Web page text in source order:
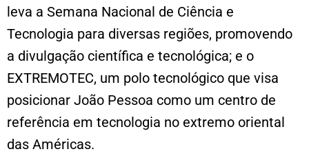
leva a Semana Nacional de Ciência e
Tecnologia para diversas regiões, promovendo
a divulgação científica e tecnológica; e o
EXTREMOTEC, um polo tecnológico que visa
posicionar João Pessoa como um centro de
referência em tecnologia no extremo oriental
das Américas.